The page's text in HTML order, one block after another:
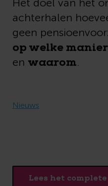
Het doel van het
achterhalen
geen
op welke
en waarom
Nieuws
Lees het